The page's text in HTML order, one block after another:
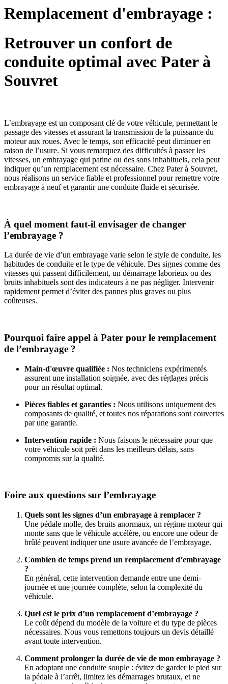
Remplacement d'embrayage :
Retrouver un confort de
conduite optimal avec Pater à
Souvret
L’embrayage est un composant clé de votre véhicule, permettant le
passage des vitesses et assurant la transmission de la puissance du
moteur aux roues. Avec le temps, son efficacité peut diminuer en
raison de l’usure. Si vous remarquez des difficultés à passer les
vitesses, un embrayage qui patine ou des sons inhabituels, cela peut
indiquer qu’un remplacement est nécessaire. Chez Pater à Souvret,
nous réalisons un service fiable et professionnel pour remettre votre
embrayage à neuf et garantir une conduite fluide et sécurisée.
À quel moment faut-il envisager de changer
l’embrayage ?
La durée de vie d’un embrayage varie selon le style de conduite, les
habitudes de conduite et le type de véhicule. Des signes comme des
vitesses qui passent difficilement, un démarrage laborieux ou des
bruits inhabituels sont des indicateurs à ne pas négliger. Intervenir
rapidement permet d’éviter des pannes plus graves ou plus
coûteuses.
Pourquoi faire appel à Pater pour le remplacement
de l’embrayage ?
Main-d'œuvre qualifiée : Nos techniciens expérimentés
assurent une installation soignée, avec des réglages précis
pour un résultat optimal.
Pièces fiables et garanties : Nous utilisons uniquement des
composants de qualité, et toutes nos réparations sont couvertes
par une garantie.
Intervention rapide : Nous faisons le nécessaire pour que
votre véhicule soit prêt dans les meilleurs délais, sans
compromis sur la qualité.
Foire aux questions sur l’embrayage
Quels sont les signes d’un embrayage à remplacer ?
Une pédale molle, des bruits anormaux, un régime moteur qui
monte sans que le véhicule accélère, ou encore une odeur de
brûlé peuvent indiquer une usure avancée de l’embrayage.
Combien de temps prend un remplacement d’embrayage
?
En général, cette intervention demande entre une demi-
journée et une journée complète, selon la complexité du
véhicule.
Quel est le prix d’un remplacement d’embrayage ?
Le coût dépend du modèle de la voiture et du type de pièces
nécessaires. Nous vous remettons toujours un devis détaillé
avant toute intervention.
Comment prolonger la durée de vie de mon embrayage ?
En adoptant une conduite souple : évitez de garder le pied sur
la pédale à l’arrêt, limitez les démarrages brutaux, et ne